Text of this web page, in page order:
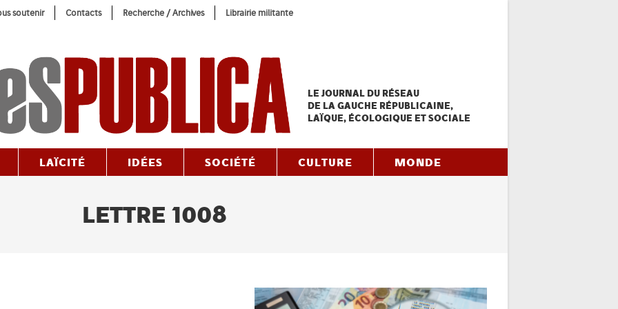
soutenir Contacts Recherche / Archives Librairie militante
LE JOURNAL DU RÉSEAU
DE LA GAUCHE RÉPUBLICAINE,
LAÏQUE, ÉCOLOGIQUE ET SOCIALE
LAÏCITÉ IDÉES SOCIÉTÉ CULTURE MONDE
LETTRE 1008